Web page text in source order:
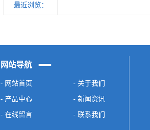
最近浏览：
网站导航
- 网站首页 - 关于我们
- 产品中心 - 新闻资讯
- 在线留言 - 联系我们